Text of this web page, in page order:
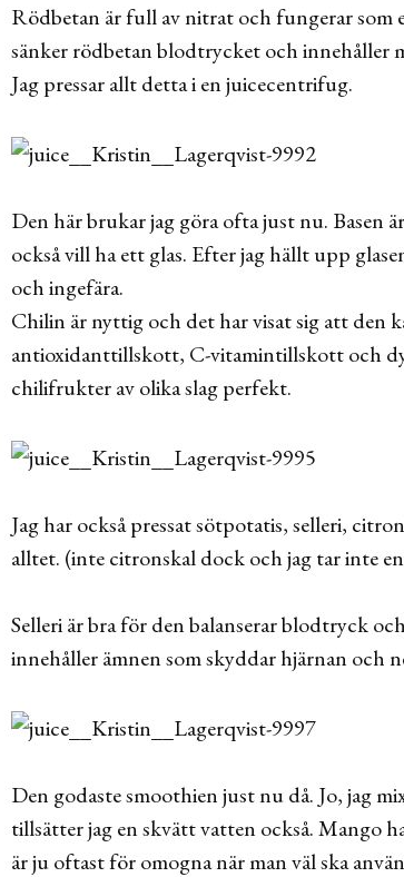
Rödbetan är full av nitrat och fungerar som
sänker rödbetan blodtrycket och innehåller
Jag pressar allt detta i en juicecentrifug.
Den här brukar jag göra ofta just nu. Basen
också vill ha ett glas. Efter jag hällt upp
och ingefära.
Chilin är nyttig och det har visat sig att den
antioxidanttillskott, C-vitamintillskott och
chilifrukter av olika slag perfekt.
Jag har också pressat sötpotatis, selleri,
alltet. (inte citronskal dock och jag tar inte
Selleri är bra för den balanserar blodtryck
innehåller ämnen som skyddar hjärnan och
Den godaste smoothien just nu då. Jo, jag
tillsätter jag en skvätt vatten också. Mango
är ju oftast för omogna när man väl ska